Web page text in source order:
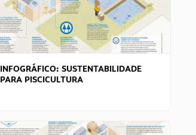
INFOGRÁFICO: SUSTENTABILIDADE
PARA PISCICULTURA